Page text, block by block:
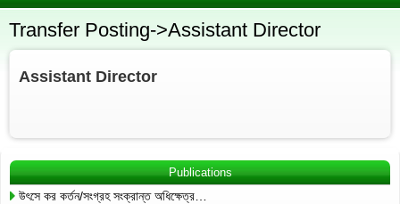
Transfer Posting->Assistant Director
Assistant Director
Publications
উৎসে কর কর্তন/সংগ্রহ সংক্রান্ত অধিক্ষেত্র…